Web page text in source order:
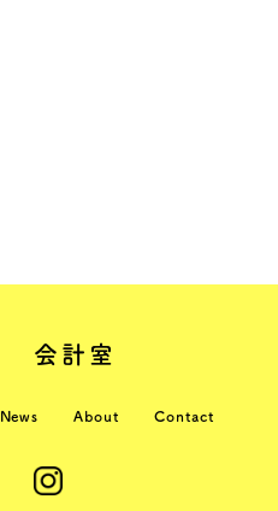
会計室
News About Contact